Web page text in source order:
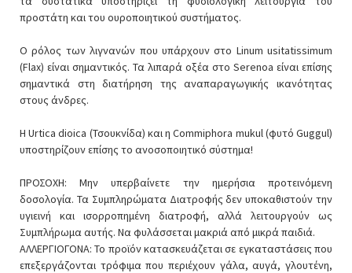
προστάτη και του ουροποιητικού συστήματος.
Ο ρόλος των λιγνανών που υπάρχουν στο Linum usitatissimum
(Flax) είναι σημαντικός. Τα λιπαρά οξέα στο Serenoa είναι επίσης
σημαντικά στη διατήρηση της αναπαραγωγικής ικανότητας
στους άνδρες.
Η Urtica dioica (Τσουκνίδα) και η Commiphora mukul (φυτό Guggul)
υποστηρίζουν επίσης το ανοσοποιητικό σύστημα!
ΠΡΟΣΟΧΗ: Μην υπερβαίνετε την ημερήσια προτεινόμενη
δοσολογία. Τα Συμπληρώματα Διατροφής δεν υποκαθιστούν την
υγιεινή και ισορροπημένη διατροφή, αλλά λειτουργούν ως
Συμπλήρωμα αυτής. Να φυλάσσεται μακριά από μικρά παιδιά.
ΑΛΛΕΡΓΙΟΓΟΝΑ: Το προϊόν κατασκευάζεται σε εγκαταστάσεις που
επεξεργάζονται τρόφιμα που περιέχουν γάλα, αυγά, γλουτένη,